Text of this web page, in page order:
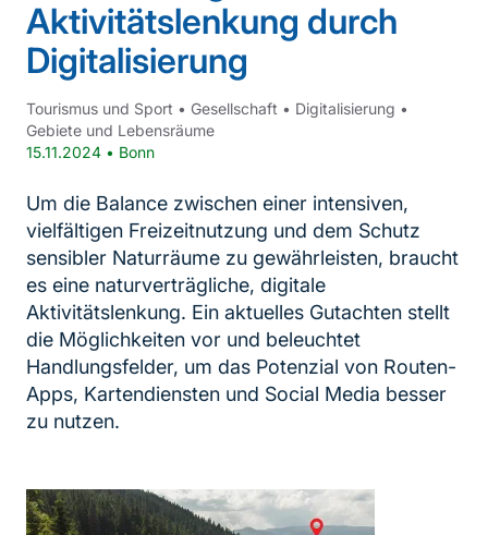
Aktivitätslenkung durch
Digitalisierung
Tourismus und Sport • Gesellschaft • Digitalisierung •
Gebiete und Lebensräume
15.11.2024 • Bonn
Um die Balance zwischen einer intensiven,
vielfältigen Freizeitnutzung und dem Schutz
sensibler Naturräume zu gewährleisten, braucht
es eine naturverträgliche, digitale
Aktivitätslenkung. Ein aktuelles Gutachten stellt
die Möglichkeiten vor und beleuchtet
Handlungsfelder, um das Potenzial von Routen-
Apps, Kartendiensten und Social Media besser
zu nutzen.